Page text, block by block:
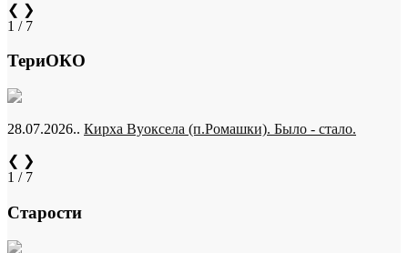
❮ ❯
1 / 7
ТериОКО
28.07.2026.. Кирха Вуоксела (п.Ромашки). Было - стало.
❮ ❯
1 / 7
Старости